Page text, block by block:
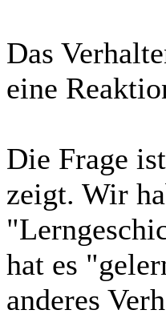
Das
eine
Die Frage
zeigt. Wir
hat es
anderes